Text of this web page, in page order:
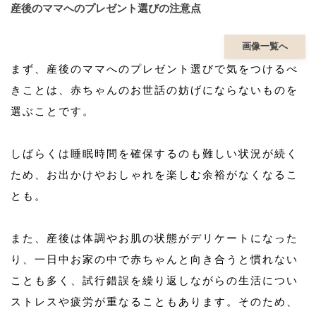
産後のママへのプレゼント選びの注意点
画像一覧へ
まず、産後のママへのプレゼント選びで気をつけるべ
きことは、赤ちゃんのお世話の妨げにならないものを
選ぶことです。
しばらくは睡眠時間を確保するのも難しい状況が続く
ため、お出かけやおしゃれを楽しむ余裕がなくなるこ
とも。
また、産後は体調やお肌の状態がデリケートになった
り、一日中お家の中で赤ちゃんと向き合うと慣れない
ことも多く、試行錯誤を繰り返しながらの生活につい
ストレスや疲労が重なることもあります。そのため、